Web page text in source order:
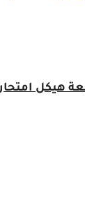
هيكل